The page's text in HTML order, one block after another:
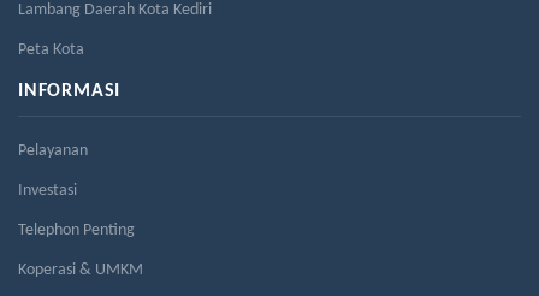
Lambang Daerah Kota Kediri
Peta Kota
INFORMASI
Pelayanan
Investasi
Telephon Penting
Koperasi & UMKM